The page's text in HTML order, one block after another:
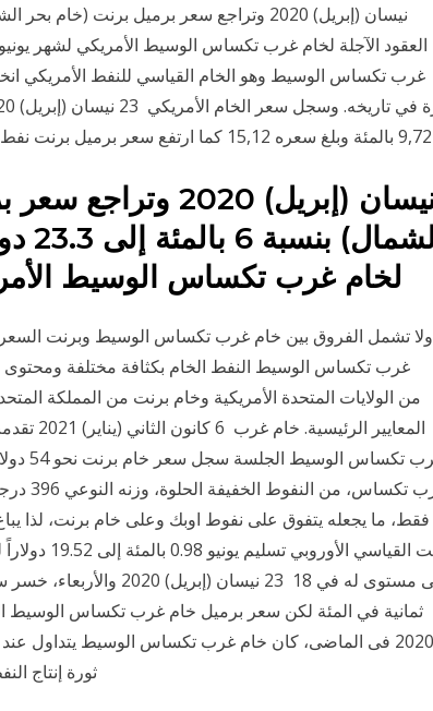
ولا تشمل الفروق بين خام غرب تكساس الوسيط وبرنت
غرب تكساس الوسيط النفط الخام بكثافة مختلفة ومحتوى
المعايير
برنت
أدنى مستوى له في 18 23
2020 فى الماضى، كان خام غرب تكساس الوسيط يتداول